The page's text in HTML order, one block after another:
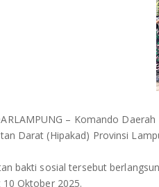
– Komando
Darat (Hipakad) Provinsi
bakti sosial tersebut
10 Oktober 2025.